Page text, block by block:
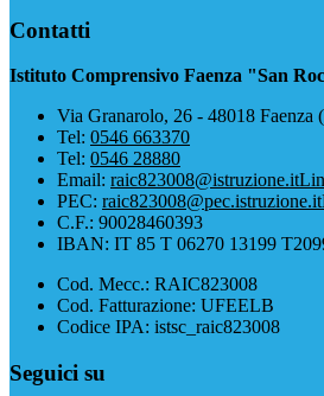
Contatti
Istituto Comprensivo Faenza "San
Via Granarolo, 26 - 48018 Faenza
Tel: 0546 663370
Tel: 0546 28880
Email: raic823008@istruzione.it
PEC: raic823008@pec.istruzione.it
C.F.: 90028460393
IBAN: IT 85 T 06270 13199
Cod. Mecc.: RAIC823008
Cod. Fatturazione: UFEELB
Codice IPA: istsc_raic823008
Seguici su